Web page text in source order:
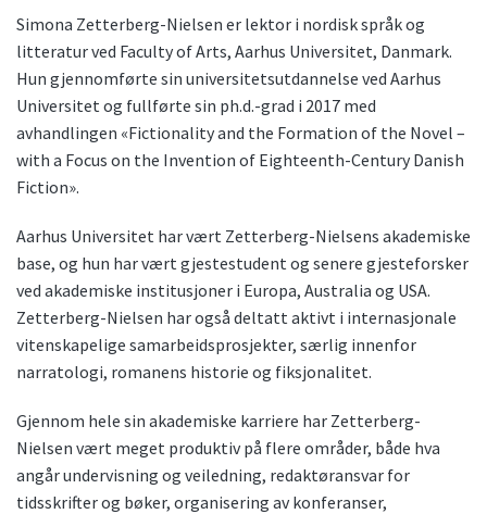
Simona Zetterberg-Nielsen er lektor i nordisk språk og
litteratur ved Faculty of Arts, Aarhus Universitet, Danmark.
Hun gjennomførte sin universitetsutdannelse ved Aarhus
Universitet og fullførte sin ph.d.-grad i 2017 med
avhandlingen «Fictionality and the Formation of the Novel –
with a Focus on the Invention of Eighteenth-Century Danish
Fiction».
Aarhus Universitet har vært Zetterberg-Nielsens akademiske
base, og hun har vært gjestestudent og senere gjesteforsker
ved akademiske institusjoner i Europa, Australia og USA.
Zetterberg-Nielsen har også deltatt aktivt i internasjonale
vitenskapelige samarbeidsprosjekter, særlig innenfor
narratologi, romanens historie og fiksjonalitet.
Gjennom hele sin akademiske karriere har Zetterberg-
Nielsen vært meget produktiv på flere områder, både hva
angår undervisning og veiledning, redaktøransvar for
tidsskrifter og bøker, organisering av konferanser,